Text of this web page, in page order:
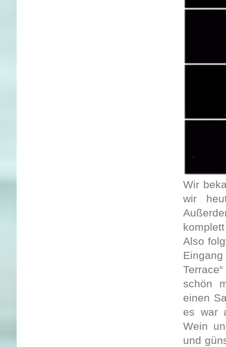
Wir
wir
Also
schön
einen
es war
Wein
und